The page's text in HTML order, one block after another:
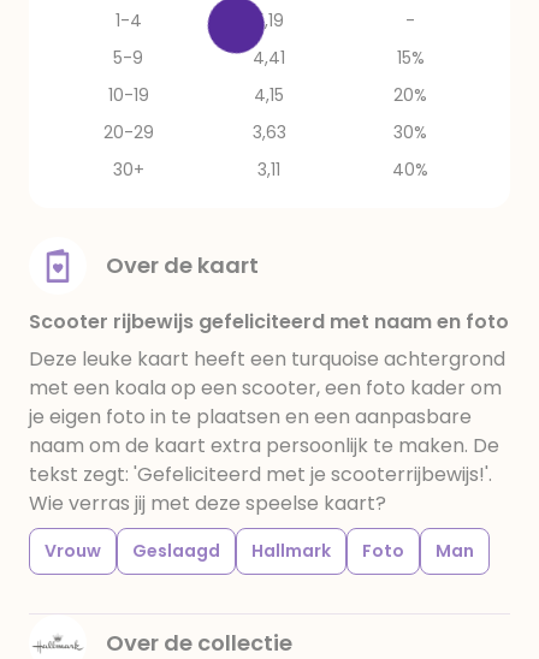
1-4
5,19
-
5-9
4,41
15%
10-19
4,15
20%
20-29
3,63
30%
30+
3,11 40%
Over de kaart
Scooter rijbewijs gefeliciteerd met naam en foto
Deze leuke kaart heeft een turquoise achtergrond
met een koala op een scooter, een foto kader om
je eigen foto in te plaatsen en een aanpasbare
naam om de kaart extra persoonlijk te maken. De
tekst zegt: 'Gefeliciteerd met je scooterrijbewijs!'.
Wie verras jij met deze speelse kaart?
Vrouw Geslaagd Hallmark Foto Man
Over de collectie